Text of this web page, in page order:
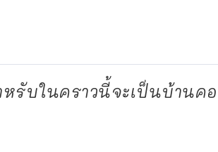
รับในคราวนี้จะเป็นบ้านค